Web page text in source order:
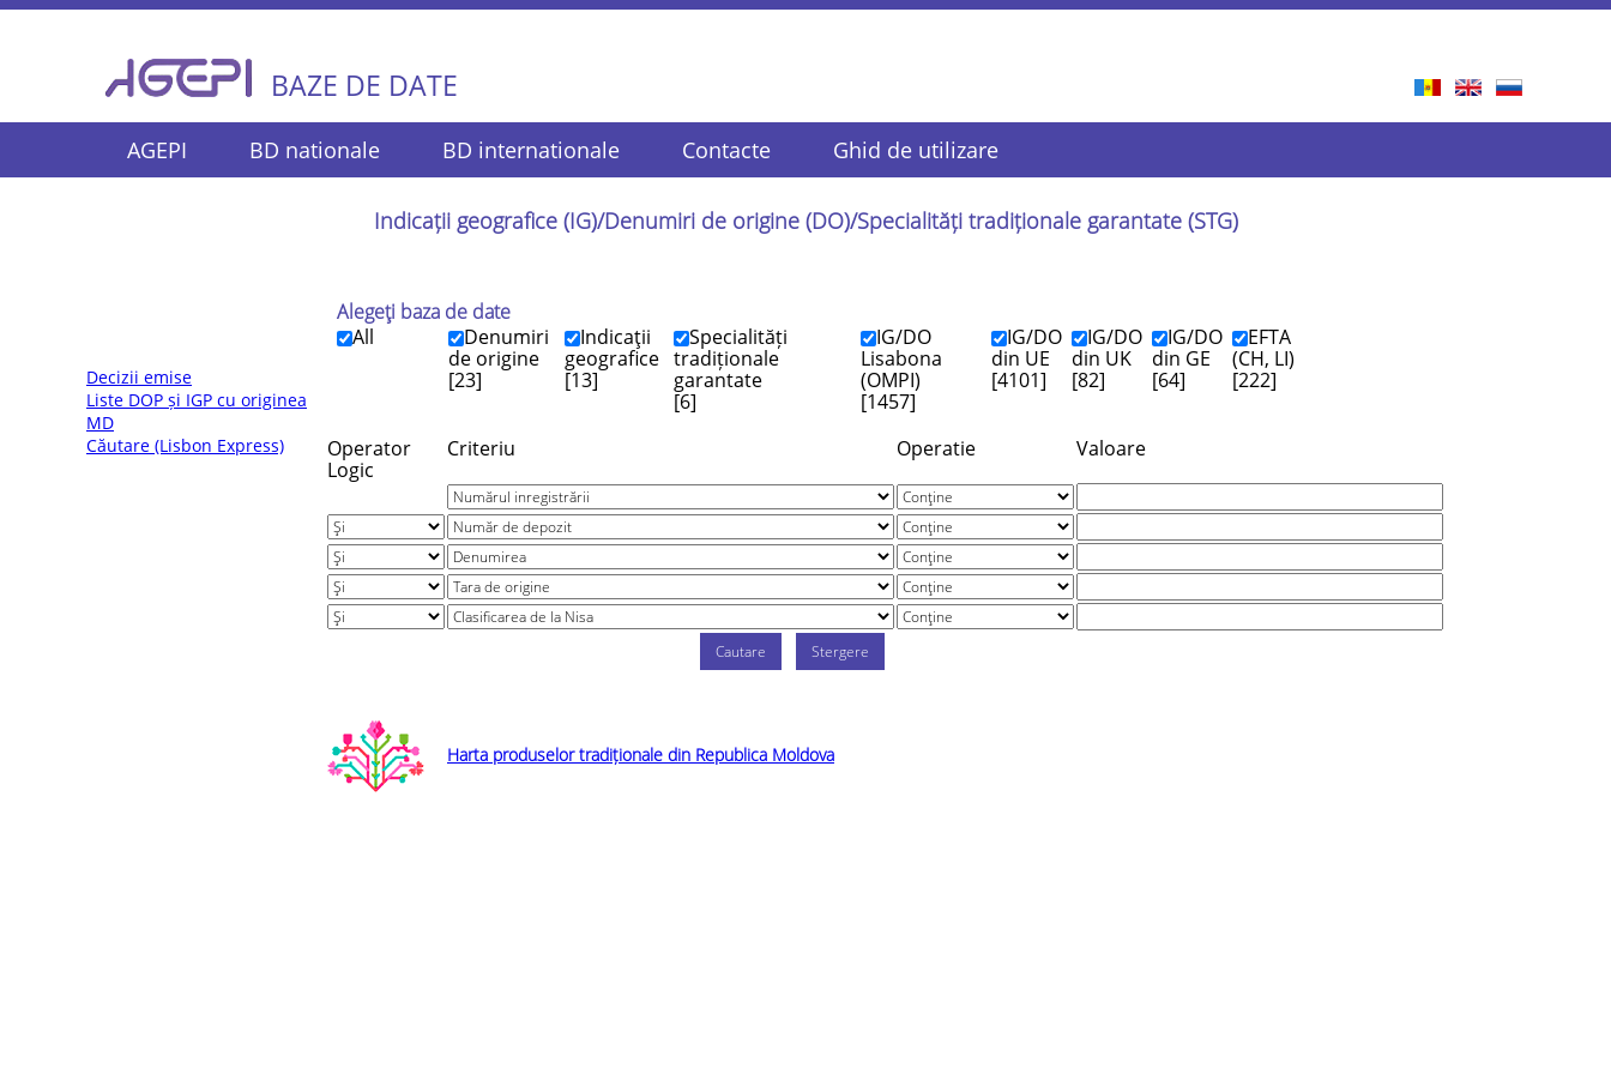
BAZE DE DATE
AGEPI BD nationale BD internationale Contacte Ghid de utilizare
Indicații geografice (IG)/Denumiri de origine (DO)/Specialități tradiționale garantate (STG)
Decizii emise
Liste DOP și IGP cu originea
MD
Căutare (Lisbon Express)
Alegeţi baza de date
All
Denumiri
de origine
[23]
Indicaţii
geografice
[13]
Specialități
tradiționale
garantate
[6]
IG/DO
Lisabona
(OMPI)
[1457]
IG/DO
din UE
[4101]
IG/DO
din UK
[82]
IG/DO
din GE
[64]
EFTA
(CH, LI)
[222]
Operator
Logic
Criteriu Operatie Valoare
Harta produselor tradiționale din Republica Moldova